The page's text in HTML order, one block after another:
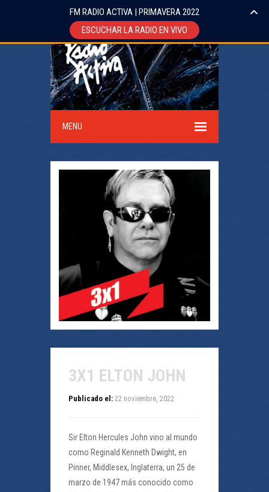
MENU
3X1 ELTON JOHN
Publicado el: 22 noviembre, 2022
Sir Elton Hercules John vino al mundo
como Reginald Kenneth Dwight, en
Pinner, Middlesex, Inglaterra, un 25 de
marzo de 1947 más conocido como
FM RADIO ACTIVA | PRIMAVERA 2022
ESCUCHAR LA RADIO EN VIVO